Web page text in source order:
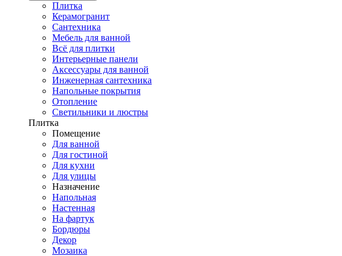
Плитка
Керамогранит
Сантехника
Мебель для ванной
Всё для плитки
Интерьерные панели
Аксессуары для ванной
Инженерная сантехника
Напольные покрытия
Отопление
Светильники и люстры
Плитка
Помещение
Для ванной
Для гостиной
Для кухни
Для улицы
Назначение
Напольная
Настенная
На фартук
Бордюры
Декор
Мозаика